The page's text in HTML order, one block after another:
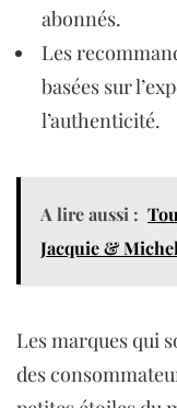
abonnés.
Les
basées sur
l’authenticité.
A lire aussi :
Jacquie &
Les marques qui
des